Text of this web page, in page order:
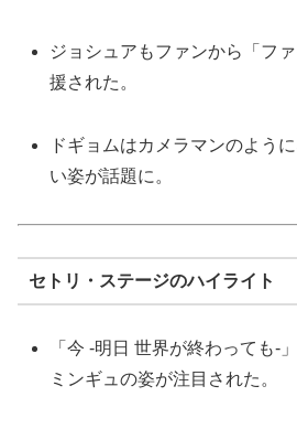
ジョシュアもファンから「フ
援された。
ドギョムはカメラマンのよう
い姿が話題に。
セトリ・ステージのハイライト
「今 -明日 世界が終わっても-
ミンギュの姿が注目された。